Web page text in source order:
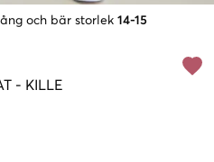
och bär storlek 14-15
- KILLE